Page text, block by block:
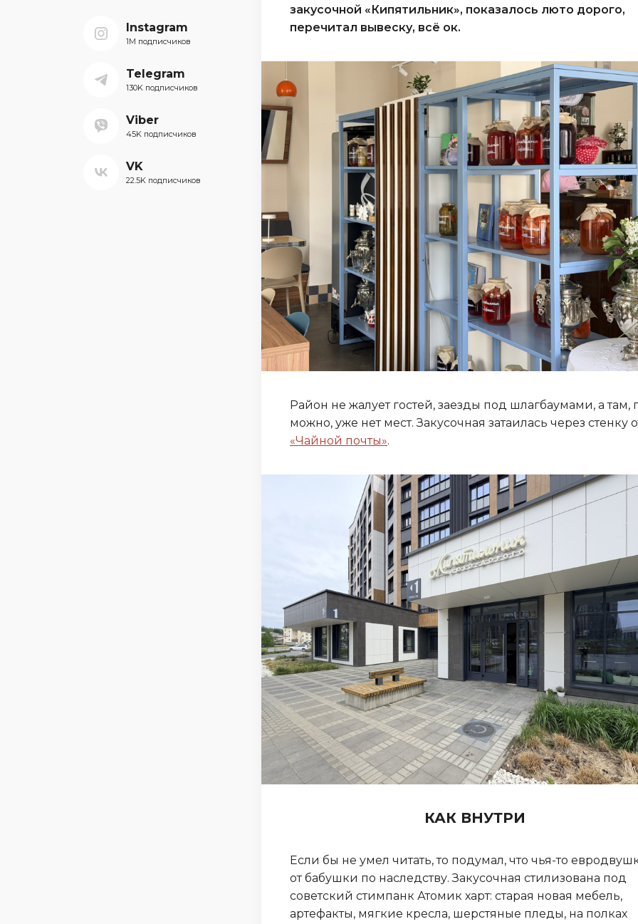
Instagram
1M подписчиков
Telegram
130K подписчиков
Viber
45K подписчиков
VK
22.5K подписчиков
закусочной «Кипятильник», показалось люто дорого,
перечитал вывеску, всё ок.
Район не жалует гостей, заезды под шлагбаумами, а там,
можно, уже нет мест. Закусочная затаилась через стенку
«Чайной почты».
КАК ВНУТРИ
Если бы не умел читать, то подумал, что чья-то
от бабушки по наследству. Закусочная стилизована под
советский стимпанк Атомик харт: старая новая мебель,
артефакты, мягкие кресла, шерстяные пледы, на полках